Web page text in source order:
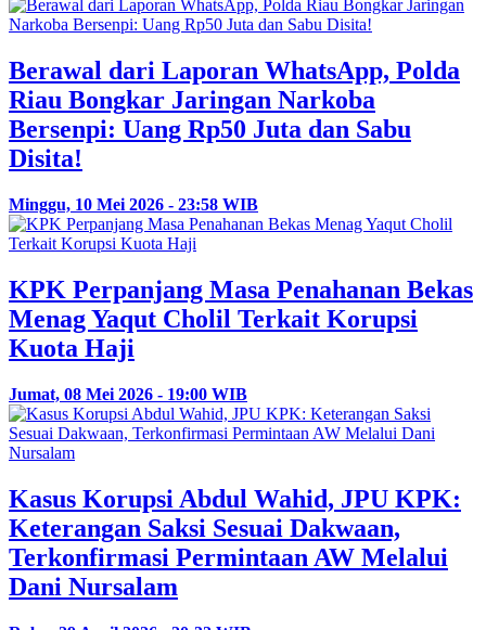
Berawal dari Laporan WhatsApp, Polda
Riau Bongkar Jaringan Narkoba
Bersenpi: Uang Rp50 Juta dan Sabu
Disita!
Minggu, 10 Mei 2026 - 23:58 WIB
KPK Perpanjang Masa Penahanan Bekas
Menag Yaqut Cholil Terkait Korupsi
Kuota Haji
Jumat, 08 Mei 2026 - 19:00 WIB
Kasus Korupsi Abdul Wahid, JPU KPK:
Keterangan Saksi Sesuai Dakwaan,
Terkonfirmasi Permintaan AW Melalui
Dani Nursalam